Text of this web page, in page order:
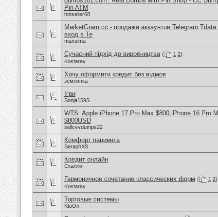
Pin ATM
hotseller68
MarketGram.cc - продажа аккаунтов Telegram
вход в Te
maxsima
Сучасний підхід до виробництва ( 1 2)
Kostaray
Хочу оформити кредит без відмов
землянка
Ігри
Sonja159S
WTS: Apple iPhone 17 Pro Max $800,iPhone 16 Pro
$800USD
sellcvvdumps22
Комфорт пациента
SeraphXS
Кредит онлайн
Скалли
Гармоничное сочетание классических форм ( 1 2)
Kostaray
Торговые системы
KtoOn